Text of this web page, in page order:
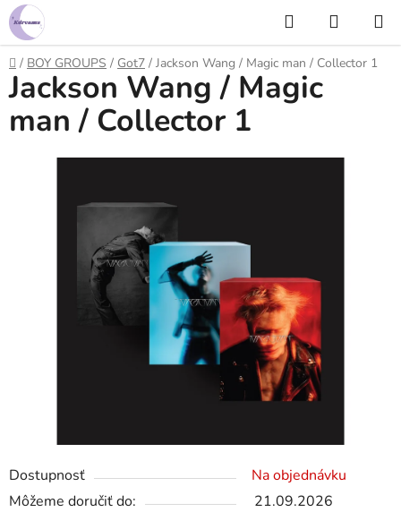
Prejsť
na
obsah
Hľadať
KOŠÍK
Domov
/ BOY GROUPS / Got7 / Jackson Wang / Magic man / Collector 1
Dostupnosť
Na objednávku
Môžeme doručiť do:
21.09.2026
Jackson Wang / Magic
man / Collector 1